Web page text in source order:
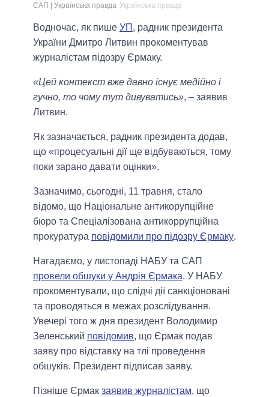
САП | Українська правда Українська правда
Водночас, як пише УП , радник президента
України Дмитро Литвин прокоментував
журналістам підозру Єрмаку.
«Цей контекст вже давно існує медійно і
гучно, то чому тут дивуватись», – заявив
Литвин.
Як зазначається, радник президента додав,
що «процесуальні дії ще відбуваються, тому
поки зарано давати оцінки».
Зазначимо, сьогодні, 11 травня, стало
відомо, що Національне антикорупційне
бюро та Спеціалізована антикоррупційна
прокуратура повідомили про підозру Єрмаку.
Нагадаємо, у листопаді НАБУ та САП
провели обшуки у Андрія Єрмака. У НАБУ
прокоментували, що слідчі дії санкціоновані
та проводяться в межах розслідування.
Увечері того ж дня президент Володимир
Зеленський повідомив, що Єрмак подав
заяву про відставку на тлі проведення
обшуків. Президент підписав заяву.
Пізніше Єрмак заявив журналістам, що